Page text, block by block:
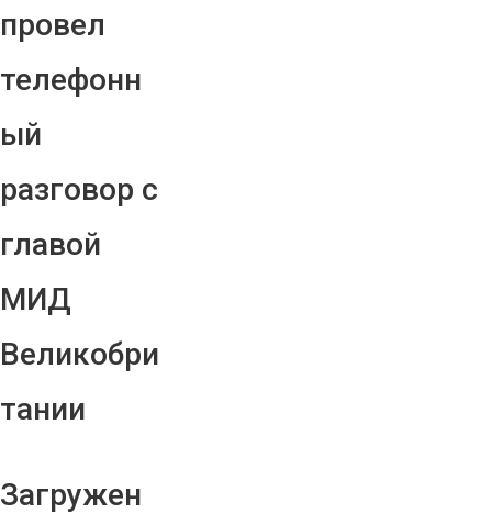
провел
телефонн
ый
разговор с
главой
МИД
Великобри
тании
Загружен